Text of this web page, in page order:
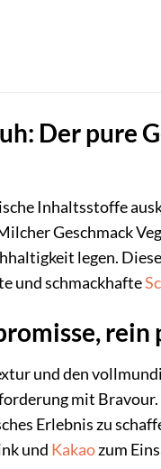
Der pure
Inhaltsstoffe
Geschmack
legen.
und schmackhafte
und den
mit Bravour.
Erlebnis zu
und Kakaozum